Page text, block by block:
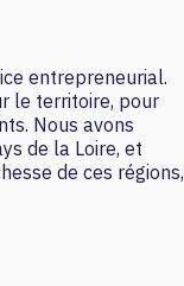
entrepreneurial.
le territoire, pour
Nous avons
de la Loire, et
de ces régions,